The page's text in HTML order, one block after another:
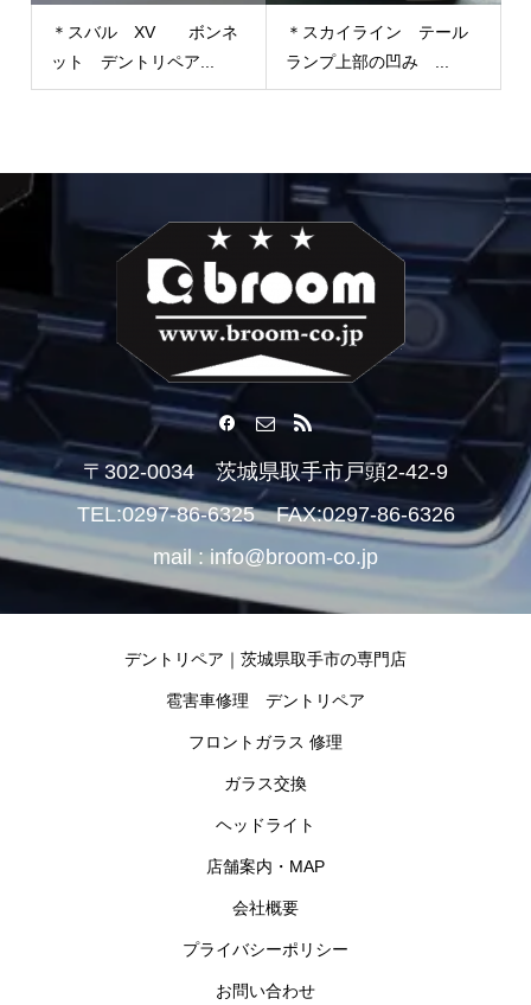
＊スバル XV ボンネ
ット デントリペア...
＊スカイライン テール
ランプ上部の凹み ...
〒302-0034 茨城県取手市戸頭2-42-9
TEL:0297-86-6325 FAX:0297-86-6326
mail : info@broom-co.jp
デントリペア｜茨城県取手市の専門店
雹害車修理 デントリペア
フロントガラス 修理
ガラス交換
ヘッドライト
店舗案内・MAP
会社概要
プライバシーポリシー
お問い合わせ